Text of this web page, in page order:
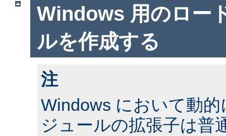
Windows 用のロー
ルを作成する
注
Windows において動
ジュールの拡張子は普